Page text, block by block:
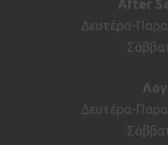
After
Δευτέρα-
Δευτέρα-